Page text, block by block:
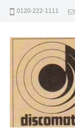
0120-222-1111